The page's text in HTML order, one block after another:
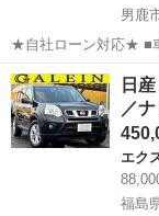
男鹿
★自社ローン対応★ ■車両本体価格：1,350,000円 ■メーカー名：日産
■車種名：エクストレ
式：H28年 ■走行距離
秋田 男鹿市
日
／
エク
福島